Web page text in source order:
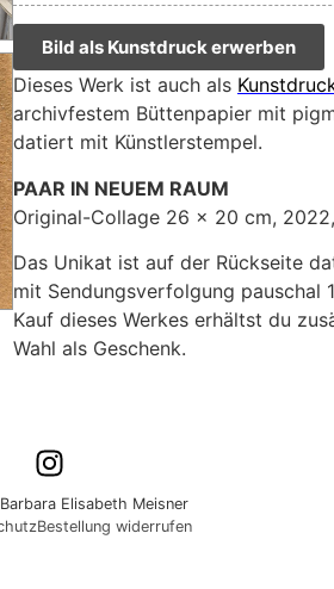
Bild als Kunstdruck erwerben
Dieses Werk ist auch als
archivfestem Büttenpapier mit
datiert mit Künstlerstempel.
PAAR IN NEUEM RAUM
Original-Collage 26 x 20 cm,
Das Unikat ist auf der Rückseite
mit Sendungsverfolgung pauschal
Kauf dieses Werkes erhältst du
Wahl als Geschenk.
Elisabeth Meisner
Bestellung widerrufen